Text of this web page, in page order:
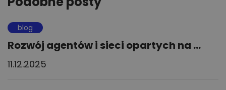
blog
Rozwój agentów i sieci opartych na ...
11.12.2025